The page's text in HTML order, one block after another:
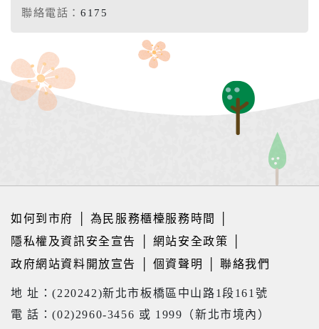
聯絡電話： 6175
如何到市府 為民服務櫃檯服務時間
隱私權及資訊安全宣告
網站安全政策
政府網站資料開放宣告
個資聲明 │聯絡我們
地 址：(220242)新北市板橋區中山路1段161號
電 話：(02)2960-3456 或 1999（新北市境內）